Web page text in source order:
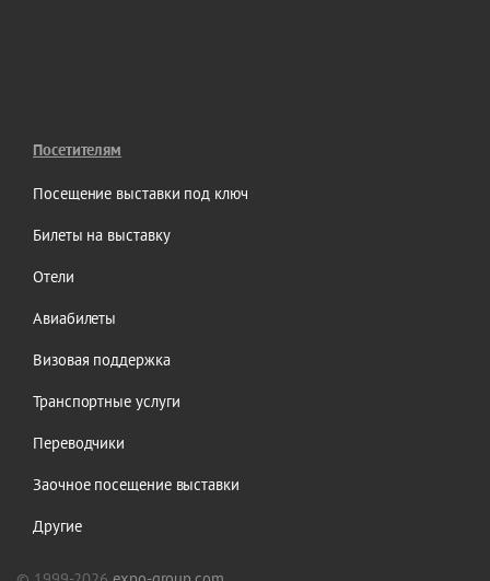
Посетителям
Посещение выставки под ключ
Билеты на выставку
Отели
Авиабилеты
Визовая поддержка
Транспортные услуги
Переводчики
Заочное посещение выставки
Другие